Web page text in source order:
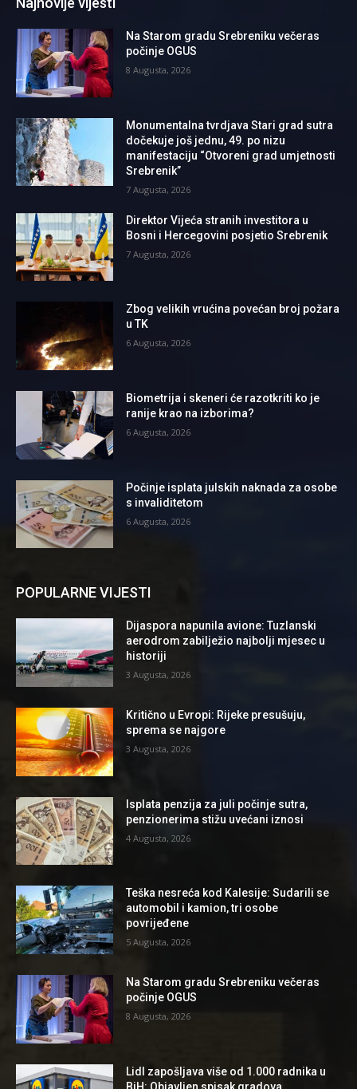
Na Starom gradu Srebreniku večeras
počinje OGUS
8 Augusta, 2026
Monumentalna tvrdjava Stari grad sutra
dočekuje još jednu, 49. po nizu
manifestaciju “Otvoreni grad umjetnosti
Srebrenik”
7 Augusta, 2026
Direktor Vijeća stranih investitora u
Bosni i Hercegovini posjetio Srebrenik
7 Augusta, 2026
Zbog velikih vrućina povećan broj požara
u TK
6 Augusta, 2026
Biometrija i skeneri će razotkriti ko je
ranije krao na izborima?
6 Augusta, 2026
Počinje isplata julskih naknada za osobe
s invaliditetom
6 Augusta, 2026
POPULARNE VIJESTI
Dijaspora napunila avione: Tuzlanski
aerodrom zabilježio najbolji mjesec u
historiji
3 Augusta, 2026
Kritično u Evropi: Rijeke presušuju,
sprema se najgore
3 Augusta, 2026
Isplata penzija za juli počinje sutra,
penzionerima stižu uvećani iznosi
4 Augusta, 2026
Teška nesreća kod Kalesije: Sudarili se
automobil i kamion, tri osobe
povrijeđene
5 Augusta, 2026
Na Starom gradu Srebreniku večeras
počinje OGUS
8 Augusta, 2026
Lidl zapošljava više od 1.000 radnika u
BiH: Objavljen spisak gradova